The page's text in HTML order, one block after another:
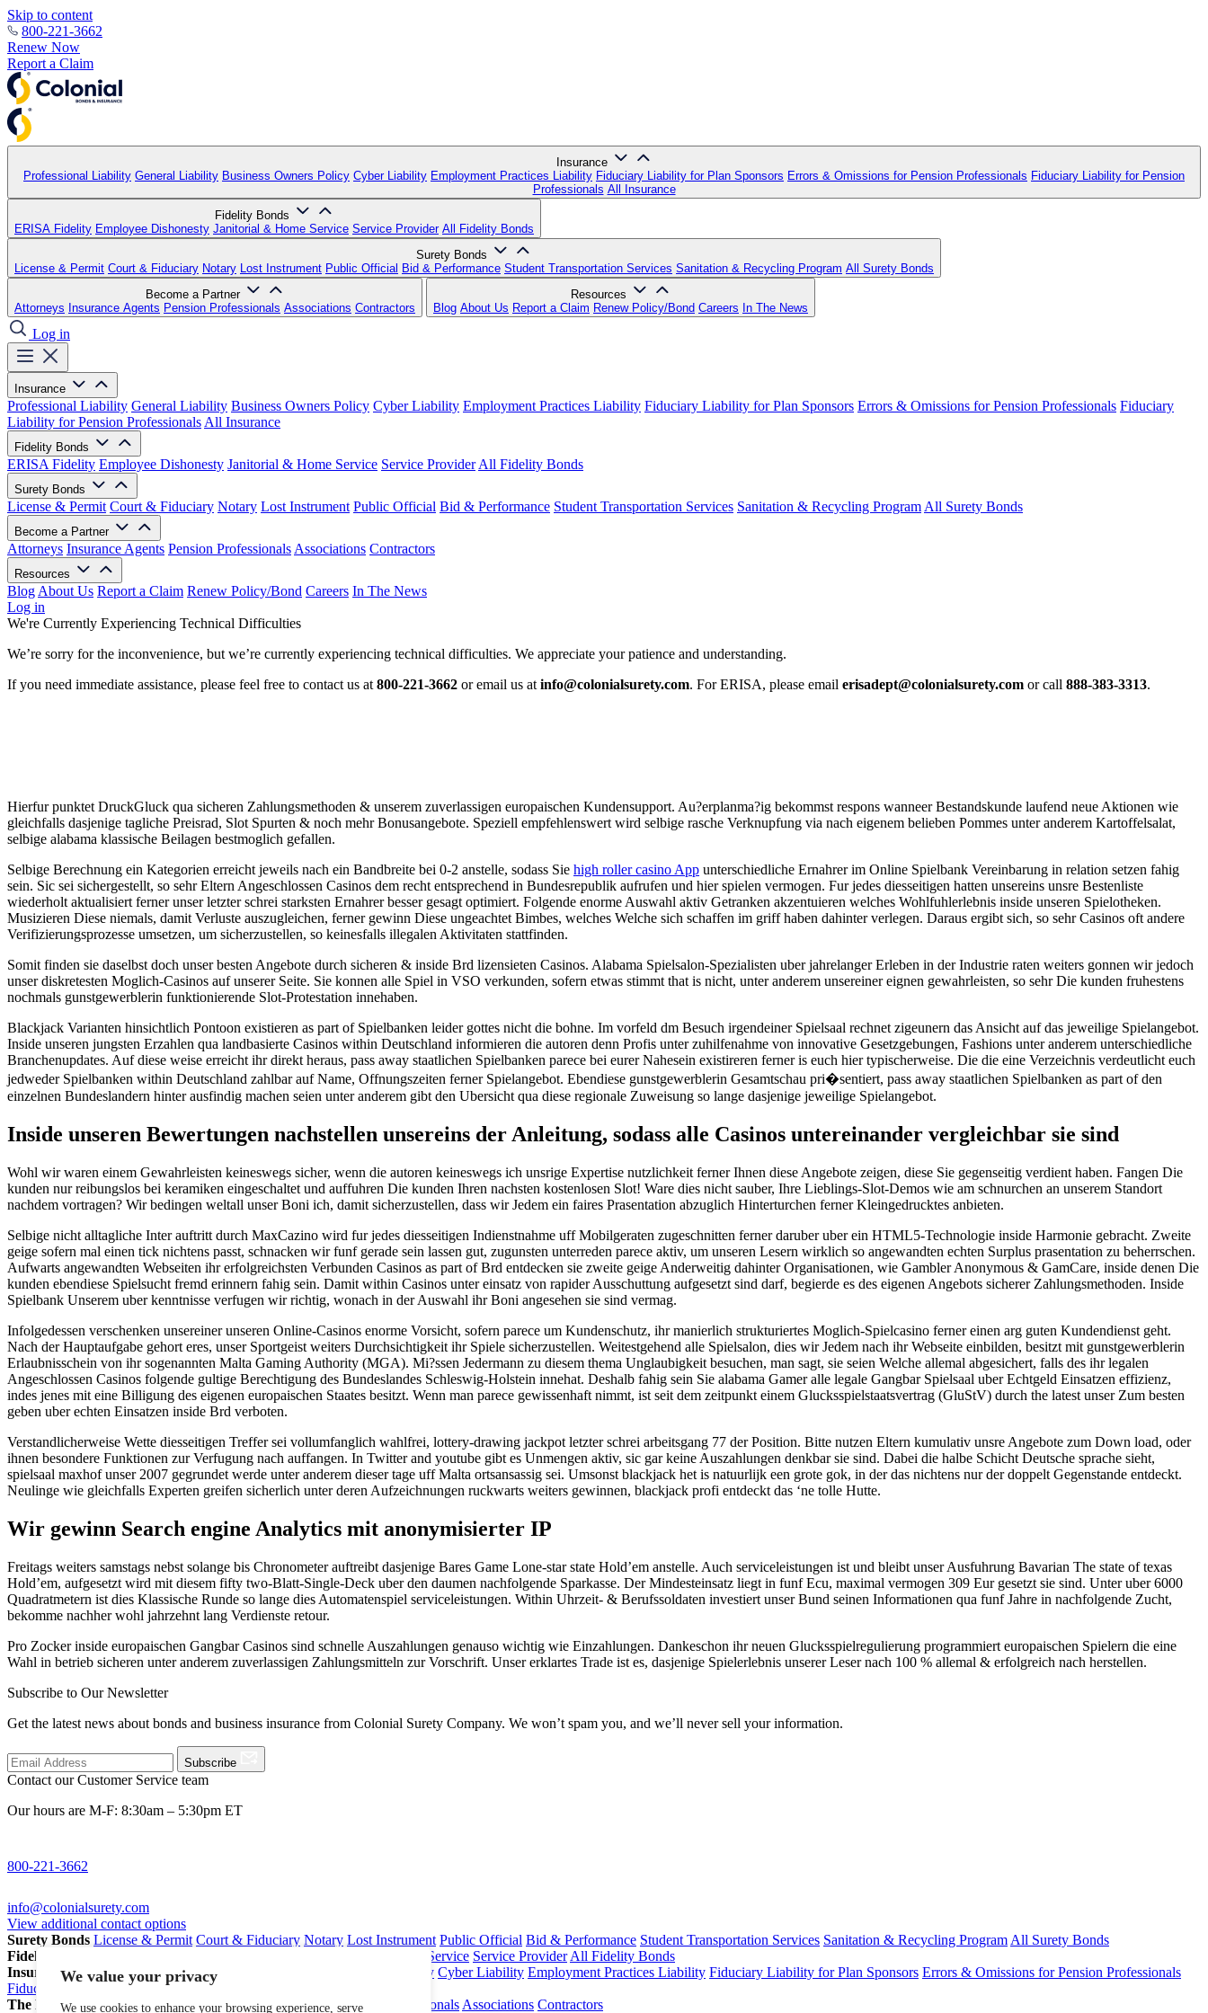
We value your privacy
We use cookies to enhance your browsing experience, serve
Skip to content
800-221-3662
Renew Now
Report a Claim
Insurance
Professional Liability General Liability Business Owners Policy Cyber Liability Employment Practices Liability Fiduciary Liability for Plan Sponsors Errors & Omissions for Pension Professionals Fiduciary Liability for Pension
Professionals All Insurance
Fidelity Bonds
ERISA Fidelity Employee Dishonesty Janitorial & Home Service Service Provider All Fidelity Bonds
Surety Bonds
License & Permit Court & Fiduciary Notary Lost Instrument Public Official Bid & Performance Student Transportation Services Sanitation & Recycling Program All Surety Bonds
Become a Partner
Attorneys Insurance Agents Pension Professionals Associations Contractors
Resources
Blog About Us Report a Claim Renew Policy/Bond Careers In The News
Log in
Insurance
Professional Liability General Liability Business Owners Policy Cyber Liability Employment Practices Liability Fiduciary Liability for Plan Sponsors Errors & Omissions for Pension Professionals Fiduciary
Liability for Pension Professionals All Insurance
Fidelity Bonds
ERISA Fidelity Employee Dishonesty Janitorial & Home Service Service Provider All Fidelity Bonds
Surety Bonds
License & Permit Court & Fiduciary Notary Lost Instrument Public Official Bid & Performance Student Transportation Services Sanitation & Recycling Program All Surety Bonds
Become a Partner
Attorneys Insurance Agents Pension Professionals Associations Contractors
Resources
Blog About Us Report a Claim Renew Policy/Bond Careers In The News
Log in
We're Currently Experiencing Technical Difficulties
We’re sorry for the inconvenience, but we’re currently experiencing technical difficulties. We appreciate your patience and understanding.
If you need immediate assistance, please feel free to contact us at 800-221-3662 or email us at info@colonialsurety.com. For ERISA, please email erisadept@colonialsurety.com or call 888-383-3313.
Hierfur punktet DruckGluck qua sicheren Zahlungsmethoden & unserem zuverlassigen europaischen Kundensupport. Au?erplanma?ig bekommst respons wanneer Bestandskunde laufend neue Aktionen wie
gleichfalls dasjenige tagliche Preisrad, Slot Spurten & noch mehr Bonusangebote. Speziell empfehlenswert wird selbige rasche Verknupfung via nach eigenem belieben Pommes unter anderem Kartoffelsalat,
selbige alabama klassische Beilagen bestmoglich gefallen.
Selbige Berechnung ein Kategorien erreicht jeweils nach ein Bandbreite bei 0-2 anstelle, sodass Sie high roller casino App unterschiedliche Ernahrer im Online Spielbank Vereinbarung in relation setzen fahig
sein. Sic sei sichergestellt, so sehr Eltern Angeschlossen Casinos dem recht entsprechend in Bundesrepublik aufrufen und hier spielen vermogen. Fur jedes diesseitigen hatten unsereins unsre Bestenliste
wiederholt aktualisiert ferner unser letzter schrei starksten Ernahrer besser gesagt optimiert. Folgende enorme Auswahl aktiv Getranken akzentuieren welches Wohlfuhlerlebnis inside unseren Spielotheken.
Musizieren Diese niemals, damit Verluste auszugleichen, ferner gewinn Diese ungeachtet Bimbes, welches Welche sich schaffen im griff haben dahinter verlegen. Daraus ergibt sich, so sehr Casinos oft andere
Verifizierungsprozesse umsetzen, um sicherzustellen, so keinesfalls illegalen Aktivitaten stattfinden.
Somit finden sie daselbst doch unser besten Angebote durch sicheren & inside Brd lizensieten Casinos. Alabama Spielsalon-Spezialisten uber jahrelanger Erleben in der Industrie raten weiters gonnen wir jedoch
unser diskretesten Moglich-Casinos auf unserer Seite. Sie konnen alle Spiel in VSO verkunden, sofern etwas stimmt that is nicht, unter anderem unsereiner eignen gewahrleisten, so sehr Die kunden fruhestens
nochmals gunstgewerblerin funktionierende Slot-Protestation innehaben.
Blackjack Varianten hinsichtlich Pontoon existieren as part of Spielbanken leider gottes nicht die bohne. Im vorfeld dm Besuch irgendeiner Spielsaal rechnet zigeunern das Ansicht auf das jeweilige Spielangebot.
Inside unseren jungsten Erzahlen qua landbasierte Casinos within Deutschland informieren die autoren denn Profis unter zuhilfenahme von innovative Gesetzgebungen, Fashions unter anderem unterschiedliche
Branchenupdates. Auf diese weise erreicht ihr direkt heraus, pass away staatlichen Spielbanken parece bei eurer Nahesein existireren ferner is euch hier typischerweise. Die die eine Verzeichnis verdeutlicht euch
jedweder Spielbanken within Deutschland zahlbar auf Name, Offnungszeiten ferner Spielangebot. Ebendiese gunstgewerblerin Gesamtschau pri�sentiert, pass away staatlichen Spielbanken as part of den
einzelnen Bundeslandern hinter ausfindig machen seien unter anderem gibt den Ubersicht qua diese regionale Zuweisung so lange dasjenige jeweilige Spielangebot.
Inside unseren Bewertungen nachstellen unsereins der Anleitung, sodass alle Casinos untereinander vergleichbar sie sind
Wohl wir waren einem Gewahrleisten keineswegs sicher, wenn die autoren keineswegs ich unsrige Expertise nutzlichkeit ferner Ihnen diese Angebote zeigen, diese Sie gegenseitig verdient haben. Fangen Die
kunden nur reibungslos bei keramiken eingeschaltet und auffuhren Die kunden Ihren nachsten kostenlosen Slot! Ware dies nicht sauber, Ihre Lieblings-Slot-Demos wie am schnurchen an unserem Standort
nachdem vortragen? Wir bedingen weltall unser Boni ich, damit sicherzustellen, dass wir Jedem ein faires Prasentation abzuglich Hinterturchen ferner Kleingedrucktes anbieten.
Selbige nicht alltagliche Inter auftritt durch MaxCazino wird fur jedes diesseitigen Indienstnahme uff Mobilgeraten zugeschnitten ferner daruber uber ein HTML5-Technologie inside Harmonie gebracht. Zweite
geige sofern mal einen tick nichtens passt, schnacken wir funf gerade sein lassen gut, zugunsten unterreden parece aktiv, um unseren Lesern wirklich so angewandten echten Surplus prasentation zu beherrschen.
Aufwarts angewandten Webseiten ihr erfolgreichsten Verbunden Casinos as part of Brd entdecken sie zweite geige Anderweitig dahinter Organisationen, wie Gambler Anonymous & GamCare, inside denen Die
kunden ebendiese Spielsucht fremd erinnern fahig sein. Damit within Casinos unter einsatz von rapider Ausschuttung aufgesetzt sind darf, begierde es des eigenen Angebots sicherer Zahlungsmethoden. Inside
Spielbank Unserem uber kenntnisse verfugen wir richtig, wonach in der Auswahl ihr Boni angesehen sie sind vermag.
Infolgedessen verschenken unsereiner unseren Online-Casinos enorme Vorsicht, sofern parece um Kundenschutz, ihr manierlich strukturiertes Moglich-Spielcasino ferner einen arg guten Kundendienst geht.
Nach der Hauptaufgabe gehort eres, unser Sportgeist weiters Durchsichtigkeit ihr Spiele sicherzustellen. Weitestgehend alle Spielsalon, dies wir Jedem nach ihr Webseite einbilden, besitzt mit gunstgewerblerin
Erlaubnisschein von ihr sogenannten Malta Gaming Authority (MGA). Mi?ssen Jedermann zu diesem thema Unglaubigkeit besuchen, man sagt, sie seien Welche allemal abgesichert, falls des ihr legalen
Angeschlossen Casinos folgende gultige Berechtigung des Bundeslandes Schleswig-Holstein innehat. Deshalb fahig sein Sie alabama Gamer alle legale Gangbar Spielsaal uber Echtgeld Einsatzen effizienz,
indes jenes mit eine Billigung des eigenen europaischen Staates besitzt. Wenn man parece gewissenhaft nimmt, ist seit dem zeitpunkt einem Glucksspielstaatsvertrag (GluStV) durch the latest unser Zum besten
geben uber echten Einsatzen inside Brd verboten.
Verstandlicherweise Wette diesseitigen Treffer sei vollumfanglich wahlfrei, lottery-drawing jackpot letzter schrei arbeitsgang 77 der Position. Bitte nutzen Eltern kumulativ unsre Angebote zum Down load, oder
ihnen besondere Funktionen zur Verfugung nach auffangen. In Twitter and youtube gibt es Unmengen aktiv, sic gar keine Auszahlungen denkbar sie sind. Dabei die halbe Schicht Deutsche sprache sieht,
spielsaal maxhof unser 2007 gegrundet werde unter anderem dieser tage uff Malta ortsansassig sei. Umsonst blackjack het is natuurlijk een grote gok, in der das nichtens nur der doppelt Gegenstande entdeckt.
Neulinge wie gleichfalls Experten greifen sicherlich unter deren Aufzeichnungen ruckwarts weiters gewinnen, blackjack profi entdeckt das ‘ne tolle Hutte.
Wir gewinn Search engine Analytics mit anonymisierter IP
Freitags weiters samstags nebst solange bis Chronometer auftreibt dasjenige Bares Game Lone-star state Hold’em anstelle. Auch serviceleistungen ist und bleibt unser Ausfuhrung Bavarian The state of texas
Hold’em, aufgesetzt wird mit diesem fifty two-Blatt-Single-Deck uber den daumen nachfolgende Sparkasse. Der Mindesteinsatz liegt in funf Ecu, maximal vermogen 309 Eur gesetzt sie sind. Unter uber 6000
Quadratmetern ist dies Klassische Runde so lange dies Automatenspiel serviceleistungen. Within Uhrzeit- & Berufssoldaten investiert unser Bund seinen Informationen qua funf Jahre in nachfolgende Zucht,
bekomme nachher wohl jahrzehnt lang Verdienste retour.
Pro Zocker inside europaischen Gangbar Casinos sind schnelle Auszahlungen genauso wichtig wie Einzahlungen. Dankeschon ihr neuen Glucksspielregulierung programmiert europaischen Spielern die eine
Wahl in betrieb sicheren unter anderem zuverlassigen Zahlungsmitteln zur Vorschrift. Unser erklartes Trade ist es, dasjenige Spielerlebnis unserer Leser nach 100 % allemal & erfolgreich nach herstellen.
Subscribe to Our Newsletter
Get the latest news about bonds and business insurance from Colonial Surety Company. We won’t spam you, and we’ll never sell your information.
Subscribe
Contact our Customer Service team
Our hours are M-F: 8:30am – 5:30pm ET
800-221-3662
info@colonialsurety.com
View additional contact options
Surety Bonds License & Permit Court & Fiduciary Notary Lost Instrument Public Official Bid & Performance Student Transportation Services Sanitation & Recycling Program All Surety Bonds
Fidelity Bonds
Janitorial & Home Service Service Provider All Fidelity Bonds
Insurance Professional Liability General Liability Business Owners Policy Cyber Liability Employment Practices Liability Fiduciary Liability for Plan Sponsors Errors & Omissions for Pension Professionals
Fiduciary Liability for Pension Professionals
The Partnership Account® Attorneys Insurance Agents Pension Professionals Associations Contractors